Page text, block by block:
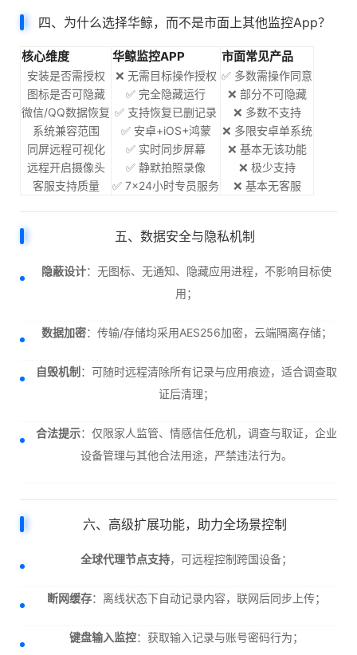
四、为什么选择华鲸，而不是市面上其他监控App？
核心维度 华鲸监控APP 市面常见产品
安装是否需授权 ❌ 无需目标操作授权 ✅ 多数需操作同意
图标是否可隐藏
✅ 完全隐藏运行
❌ 部分不可隐藏
微信/QQ数据恢复 ✅ 支持恢复已删记录
❌ 多数不支持
系统兼容范围
✅ 安卓+iOS+鸿蒙
❌ 多限安卓单系统
同屏远程可视化
✅ 实时同步屏幕
❌ 基本无该功能
远程开启摄像头
✅ 静默拍照录像
❌ 极少支持
客服支持质量
✅ 7×24小时专员服务 ❌ 基本无客服
五、数据安全与隐私机制
隐蔽设计：无图标、无通知、隐藏应用进程，不影响目标使
用；
数据加密：传输/存储均采用AES256加密，云端隔离存储；
自毁机制 ：可随时远程清除所有记录与应用痕迹，适合调查取
证后清理；
合法提示：仅限家人监管、情感信任危机，调查与取证，企业
设备管理与其他合法用途，严禁违法行为。
六、高级扩展功能，助力全场景控制
全球代理节点支持，可远程控制跨国设备；
断网缓存：离线状态下自动记录内容，联网后同步上传；
键盘输入监控：获取输入记录与账号密码行为；